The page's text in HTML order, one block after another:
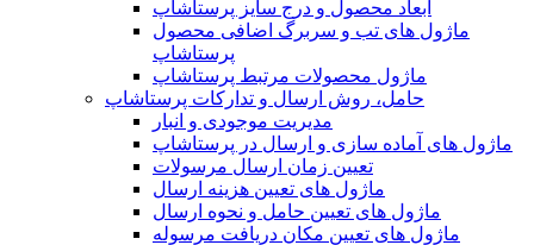
ابعاد محصول و درج سایز پرستاشاپ
ماژول های تب و سربرگ اضافی محصول
پرستاشاپ
ماژول محصولات مرتبط پرستاشاپ
حامل، روش ارسال و تدارکات پرستاشاپ
مدیریت موجودی و انبار
ماژول های آماده سازی و ارسال در پرستاشاپ
تعیین زمان ارسال مرسولات
ماژول های تعیین هزینه ارسال
ماژول های تعیین حامل و نحوه ارسال
ماژول های تعیین مکان دریافت مرسوله